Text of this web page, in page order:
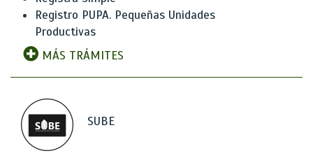
Registro PUPA. Pequeñas Unidades
Productivas
MÁS TRÁMITES
SUBE